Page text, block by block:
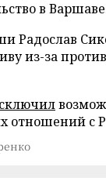
в
Радослав
из-за
отношений с